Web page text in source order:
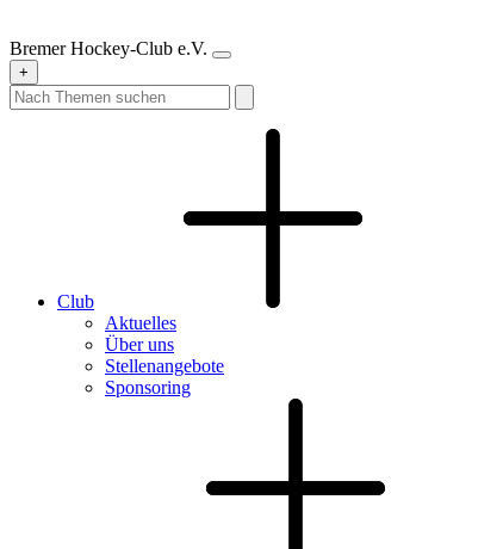
Bremer Hockey-Club e.V.
+
Club
Aktuelles
Über uns
Stellenangebote
Sponsoring